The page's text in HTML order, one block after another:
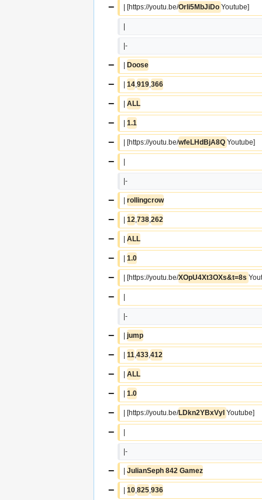
− | [https://youtu.be/Orli5MbJiDo Youtube]
|
|-
− | Doose
− | 14 ,919 ,366
− | ALL
− | 1.1
− | [https://youtu.be/wfeLHdBjA8Q Youtube]
− |
|-
− | rollingcrow
− | 12 ,738 ,262
− | ALL
− | 1.0
− | [https://youtu.be/XOpU4Xt3OXs&t=8s
− |
|-
− | jump
− | 11 ,433 ,412
− | ALL
− | 1.0
− | [https://youtu.be/LDkn2YBxVyI Youtube]
− |
|-
− | JulianSeph 842 Gamez
− | 10 ,825 ,936